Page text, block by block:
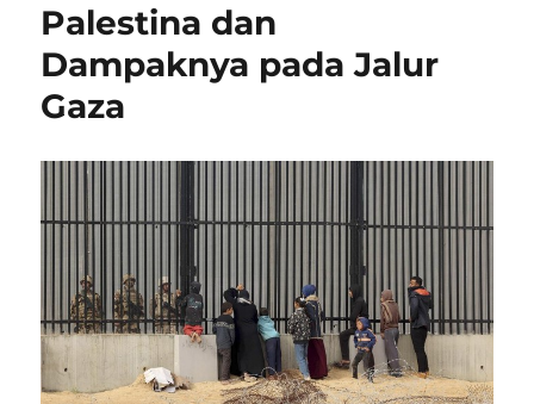
Palestina dan
Dampaknya pada Jalur
Gaza